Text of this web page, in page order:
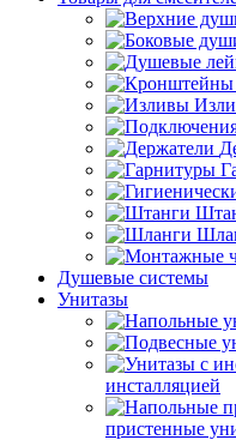
Душевые системы
Унитазы
инсталляцией
пристенные